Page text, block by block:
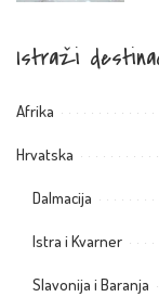
Istraži
Afrika
Hrvatska
Dalmacija
Istra i Kvarner
Slavonija i Baranja